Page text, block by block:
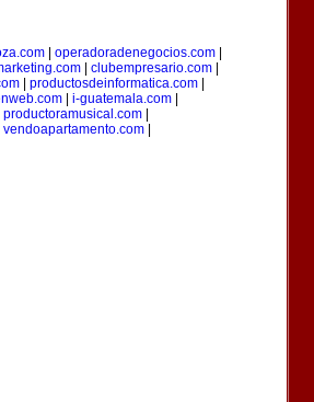
operadoradenegocios.com
clubempresario.com
productosdeinformatica.com
| i-guatemala.com|
productoramusical.com
vendoapartamento.com